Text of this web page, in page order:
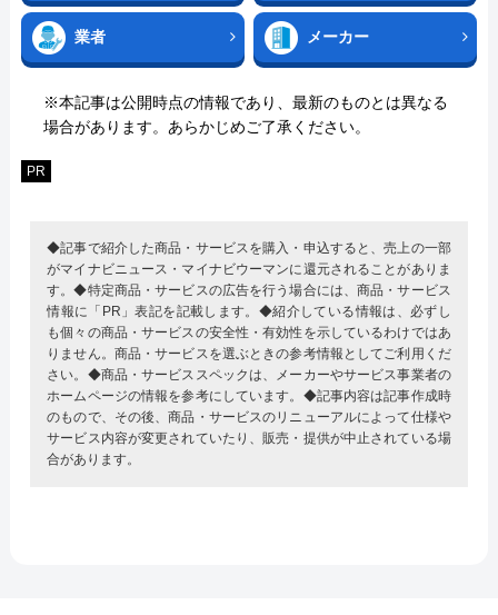
業者 メーカー
※本記事は公開時点の情報であり、最新のものとは異なる
場合があります。あらかじめご了承ください。
PR
◆記事で紹介した商品・サービスを購入・申込すると、売上の一部
がマイナビニュース・マイナビウーマンに還元されることがありま
す。◆特定商品・サービスの広告を行う場合には、商品・サービス
情報に「PR」表記を記載します。◆紹介している情報は、必ずし
も個々の商品・サービスの安全性・有効性を示しているわけではあ
りません。商品・サービスを選ぶときの参考情報としてご利用くだ
さい。◆商品・サービススペックは、メーカーやサービス事業者の
ホームページの情報を参考にしています。◆記事内容は記事作成時
のもので、その後、商品・サービスのリニューアルによって仕様や
サービス内容が変更されていたり、販売・提供が中止されている場
合があります。